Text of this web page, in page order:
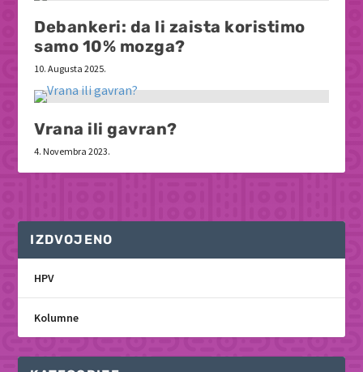
Debankeri: da li zaista koristimo
samo 10% mozga?
10. Augusta 2025.
Vrana ili gavran?
4. Novembra 2023.
IZDVOJENO
HPV
Kolumne